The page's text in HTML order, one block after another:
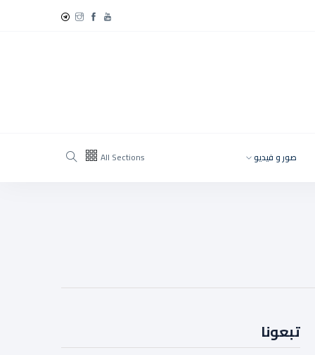
All Sections صور و فيديو
تبعونا